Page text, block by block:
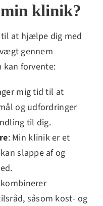
klinik?
at hjælpe dig med
gennem
kan forvente:
mig tid til at
og udfordringer
til dig.
: Min klinik er et
slappe af og
såsom kost- og